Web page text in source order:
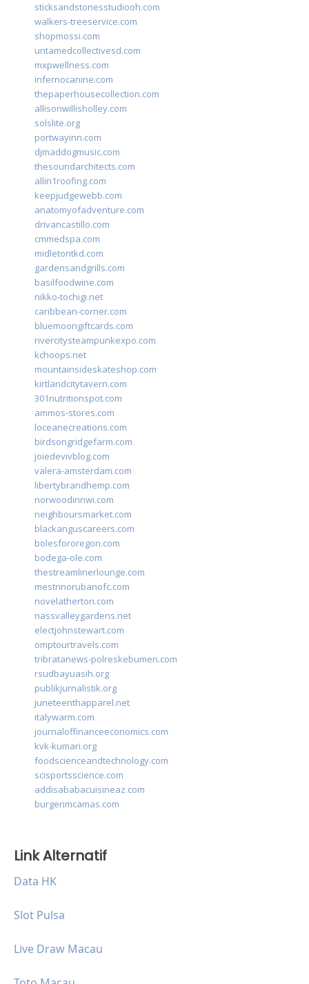
sticksandstonesstudiooh.com
walkers-treeservice.com
shopmossi.com
untamedcollectivesd.com
mxpwellness.com
infernocanine.com
thepaperhousecollection.com
allisonwillisholley.com
solslite.org
portwayinn.com
djmaddogmusic.com
thesoundarchitects.com
allin1roofing.com
keepjudgewebb.com
anatomyofadventure.com
drivancastillo.com
cmmedspa.com
midletontkd.com
gardensandgrills.com
basilfoodwine.com
nikko-tochigi.net
caribbean-corner.com
bluemoongiftcards.com
rivercitysteampunkexpo.com
kchoops.net
mountainsideskateshop.com
kirtlandcitytavern.com
301nutritionspot.com
ammos-stores.com
loceanecreations.com
birdsongridgefarm.com
joiedevivblog.com
valera-amsterdam.com
libertybrandhemp.com
norwoodinnwi.com
neighboursmarket.com
blackanguscareers.com
bolesfororegon.com
bodega-ole.com
thestreamlinerlounge.com
mestrinorubanofc.com
novelatherton.com
nassvalleygardens.net
electjohnstewart.com
omptourtravels.com
tribratanews-polreskebumen.com
rsudbayuasih.org
publikjurnalistik.org
juneteenthapparel.net
italywarm.com
journaloffinanceeconomics.com
kvk-kumari.org
foodscienceandtechnology.com
scisportsscience.com
addisababacuisineaz.com
burgerimcamas.com
Link Alternatif
Data HK
Slot Pulsa
Live Draw Macau